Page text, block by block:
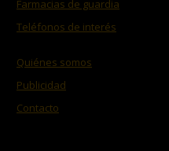
Farmacias de guardia
Teléfonos de interés
Quiénes somos
Publicidad
Contacto